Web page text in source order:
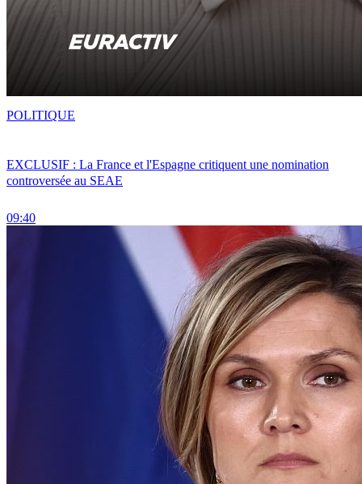
EXCLUSIF : La France et l'Espagne critiquent une nomination
controversée au SEAE
09:40
POLITIQUE